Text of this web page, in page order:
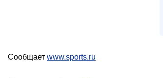
Сообщает www.sports.ru